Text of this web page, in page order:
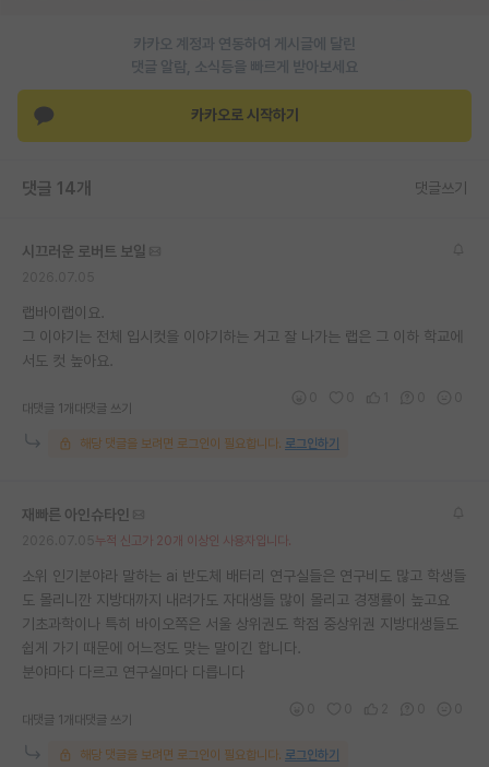
학술 정보 게시판
홍보 게시판
커리어
반도체 아카데미
카카오 계정과 연동하여 게시글에 달린
댓글 알람, 소식등을 빠르게 받아보세요
카카오로 시작하기
댓글 14개 댓글쓰기
시끄러운 로버트 보일
랩바이랩이요.
그 이야기는 전체 입시컷을 이야기하는 거고 잘 나가는 랩은 그 이하 학교에
서도 컷 높아요.
대댓글 1개 대댓글 쓰기
해당 댓글을 보려면 로그인이 필요합니다. 로그인하기
재빠른 아인슈타인
누적 신고가 20개 이상인 사용자입니다.
소위 인기분야라 말하는 ai 반도체 배터리 연구실들은 연구비도 많고 학생들
도 몰리니깐 지방대까지 내려가도 자대생들 많이 몰리고 경쟁률이 높고요
기초과학이나 특히 바이오쪽은 서울 상위권도 학점 중상위권 지방대생들도
쉽게 가기 때문에 어느정도 맞는 말이긴 합니다.
분야마다 다르고 연구실마다 다릅니다
대댓글 1개 대댓글 쓰기
해당 댓글을 보려면 로그인이 필요합니다. 로그인하기